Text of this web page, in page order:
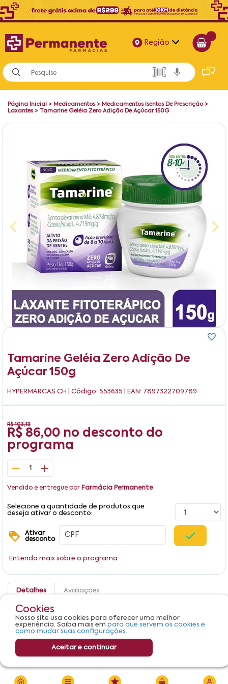
Região
Alagoas
Bahia
Paraíba
Página Inicial > Medicamentos> Medicamentos Isentos De Prescrição>
Laxantes> Tamarine Geléia Zero Adição De Açúcar 150G
Tamarine Geléia Zero Adição De
Açúcar 150g
HYPERMARCAS CH | Código: 553635 | EAN: 7897322709789
R$ 103,13
R$ 86,00 no desconto do
programa
1
Vendido e entregue por Farmácia Permanente
Selecione a quantidade de produtos que
deseja ativar o desconto:
Ativar
desconto
Entenda mais sobre o programa
Detalhes Avaliações
Produto não apresenta descrição.
Cookies
Nosso site usa cookies para oferecer uma melhor
experiência. Saiba mais em para que servem os cookies e
como mudar suas configurações.
Aceitar e continuar